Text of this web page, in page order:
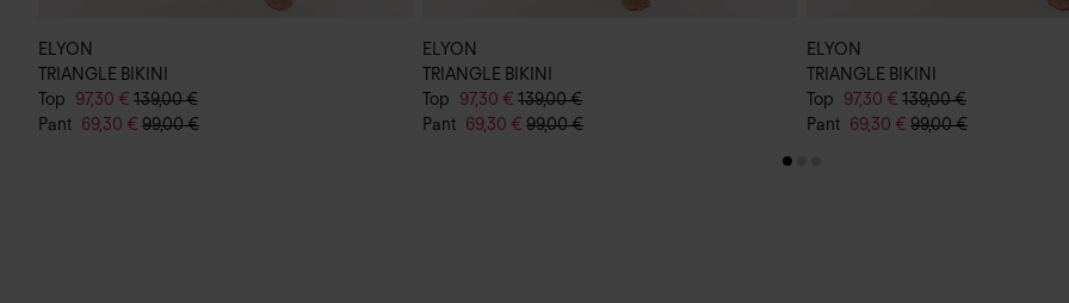
ELYON
TRIANGLE BIKINI
Top
97,30 € 139,00 €
Pant 69,30 € 99,00 €
ELYON
TRIANGLE BIKINI
Top
97,30 € 139,00 €
Pant 69,30 € 99,00 €
ELYON
TRIANGLE BIKINI
Top
97,30 € 139,00 €
Pant 69,30 € 99,00 €